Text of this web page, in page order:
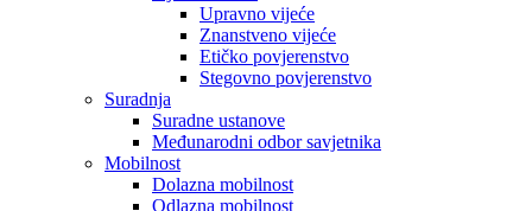
Upravno vijeće
Znanstveno vijeće
Etičko povjerenstvo
Stegovno povjerenstvo
Suradnja
Suradne ustanove
Međunarodni odbor savjetnika
Mobilnost
Dolazna mobilnost
Odlazna mobilnost